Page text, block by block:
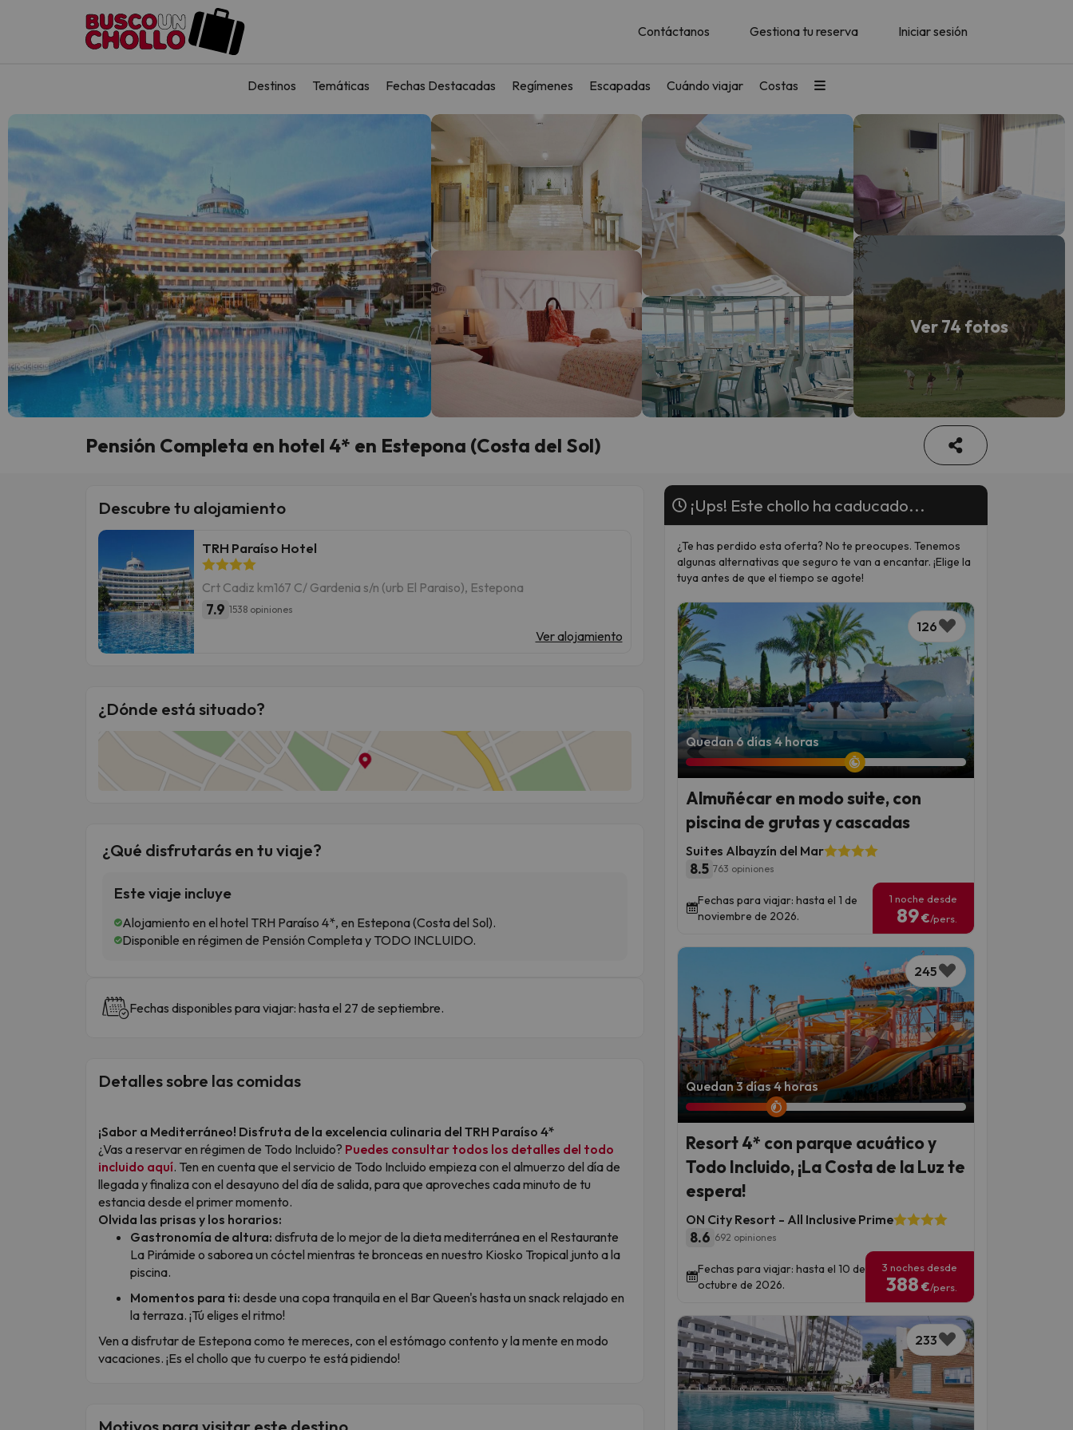
Contáctanos Gestiona tu reserva Iniciar sesión
Destinos Temáticas Fechas Destacadas Regímenes Escapadas Cuándo viajar Costas
Ver 74 fotos
Pensión Completa en hotel 4* en Estepona (Costa del Sol)
Descubre tu alojamiento
TRH Paraíso Hotel
Crt Cadiz km167 C/ Gardenia s/n (urb El Paraiso), Estepona
7.9 1538 opiniones
Ver alojamiento
¿Dónde está situado?
¿Qué disfrutarás en tu viaje?
Este viaje incluye
Alojamiento en el hotel TRH Paraíso 4*, en Estepona (Costa del Sol).
Disponible en régimen de Pensión Completa y TODO INCLUIDO.
Fechas disponibles para viajar: hasta el 27 de septiembre.
Detalles sobre las comidas
¡Sabor a Mediterráneo! Disfruta de la excelencia culinaria del TRH Paraíso 4*
¿Vas a reservar en régimen de Todo Incluido? Puedes consultar todos los detalles del todo
incluido aquí. Ten en cuenta que el servicio de Todo Incluido empieza con el almuerzo del día de
llegada y finaliza con el desayuno del día de salida, para que aproveches cada minuto de tu
estancia desde el primer momento.
Olvida las prisas y los horarios:
Gastronomía de altura: disfruta de lo mejor de la dieta mediterránea en el Restaurante
La Pirámide o saborea un cóctel mientras te bronceas en nuestro Kiosko Tropical junto a la
piscina.
Momentos para ti: desde una copa tranquila en el Bar Queen's hasta un snack relajado en
la terraza. ¡Tú eliges el ritmo!
Ven a disfrutar de Estepona como te mereces, con el estómago contento y la mente en modo
vacaciones. ¡Es el chollo que tu cuerpo te está pidiendo!
¡Ups! Este chollo ha caducado...
¿Te has perdido esta oferta? No te preocupes. Tenemos
algunas alternativas que seguro te van a encantar. ¡Elige la
tuya antes de que el tiempo se agote!
126
Quedan 6 días 4 horas
Almuñécar en modo suite, con
piscina de grutas y cascadas
Suites Albayzín del Mar
8.5 763 opiniones
Fechas para viajar: hasta el 1 de
noviembre de 2026.
1 noche desde
89€/pers.
245
Quedan 3 días 4 horas
Resort 4* con parque acuático y
Todo Incluido, ¡La Costa de la Luz te
espera!
ON City Resort - All Inclusive Prime
8.6 692 opiniones
Fechas para viajar: hasta el 10 de
octubre de 2026.
3 noches desde
388 €/pers.
233